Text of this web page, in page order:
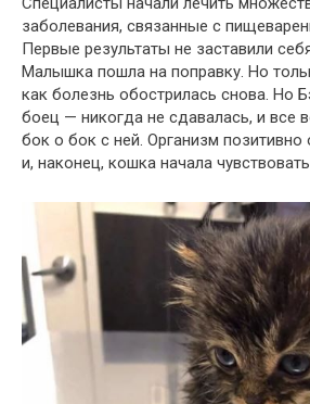
заболевания, связанные с
Первые результаты не заставили
Малышка пошла на поправку. Но
как болезнь обострилась снова. Но
боец — никогда не сдавалась, и все
бок о бок с ней. Организм позитивно
и, наконец, кошка начала